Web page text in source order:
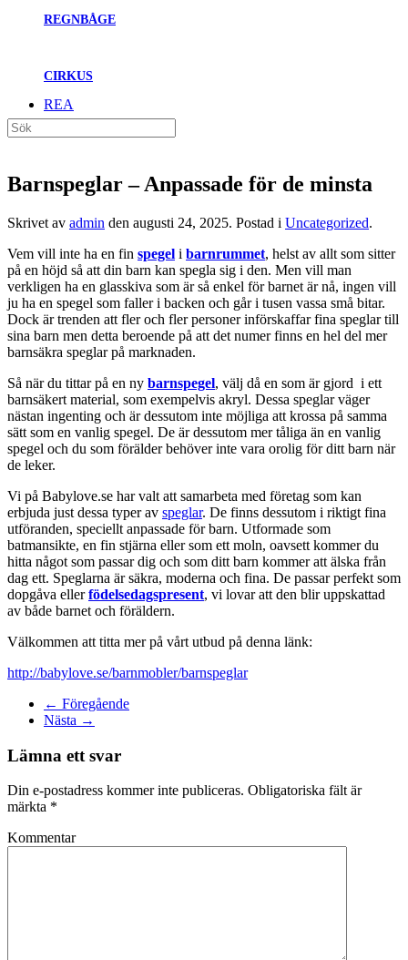
REGNBÅGE
CIRKUS
REA
Barnspeglar – Anpassade för de minsta
Skrivet av admin den augusti 24, 2025. Postad i Uncategorized.
Vem vill inte ha en fin spegel i barnrummet, helst av allt som sitter
på en höjd så att din barn kan spegla sig i den. Men vill man
verkligen ha en glasskiva som är så enkel för barnet är nå, ingen vill
ju ha en spegel som faller i backen och går i tusen vassa små bitar.
Dock är trenden att fler och fler personer införskaffar fina speglar till
sina barn men detta beroende på att det numer finns en hel del mer
barnsäkra speglar på marknaden.
Så när du tittar på en ny barnspegel, välj då en som är gjord i ett
barnsäkert material, som exempelvis akryl. Dessa speglar väger
nästan ingenting och är dessutom inte möjliga att krossa på samma
sätt som en vanlig spegel. De är dessutom mer tåliga än en vanlig
spegel och du som förälder behöver inte vara orolig för ditt barn när
de leker.
Vi på Babylove.se har valt att samarbeta med företag som kan
erbjuda just dessa typer av speglar. De finns dessutom i riktigt fina
utföranden, speciellt anpassade för barn. Utformade som
batmansikte, en fin stjärna eller som ett moln, oavsett kommer du
hitta något som passar dig och som ditt barn kommer att älska från
dag ett. Speglarna är säkra, moderna och fina. De passar perfekt som
dopgåva ellerfödelsedagspresent, vi lovar att den blir uppskattad
av både barnet och föräldern.
Välkommen att titta mer på vårt utbud på denna länk:
http://babylove.se/barnmobler/barnspeglar
← Föregående
Nästa →
Lämna ett svar
Din e-postadress kommer inte publiceras. Obligatoriska fält är
märkta *
Kommentar